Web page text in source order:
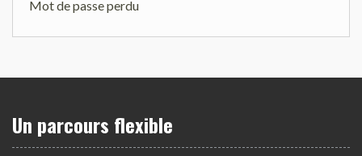
Mot de passe perdu
Un parcours flexible